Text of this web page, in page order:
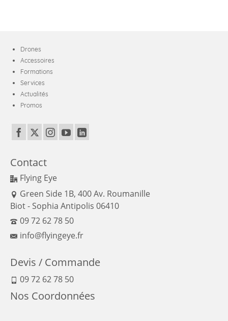
Drones
Accessoires
Formations
Services
Actualités
Promos
Contact
Flying Eye
Green Side 1B, 400 Av. Roumanille
Biot - Sophia Antipolis 06410
09 72 62 78 50
info@flyingeye.fr
Devis / Commande
09 72 62 78 50
Nos Coordonnées